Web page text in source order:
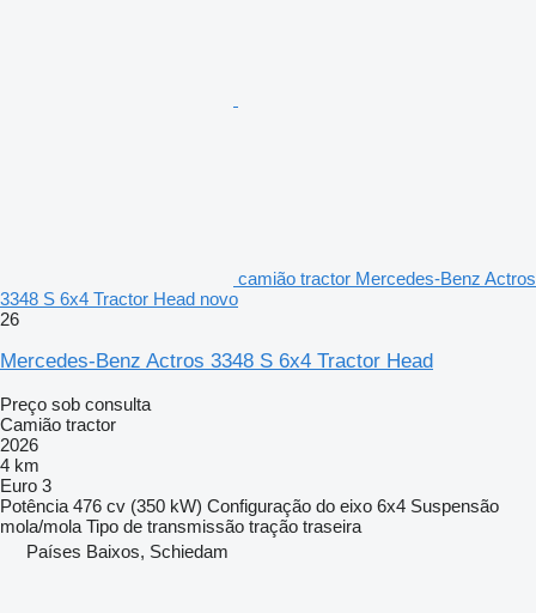
camião tractor Mercedes-Benz Actros
3348 S 6x4 Tractor Head novo
26
Mercedes-Benz Actros 3348 S 6x4 Tractor Head
Preço sob consulta
Camião tractor
2026
4 km
Euro 3
Potência 476 cv (350 kW) Configuração do eixo 6x4 Suspensão
mola/mola Tipo de transmissão tração traseira
Países Baixos, Schiedam